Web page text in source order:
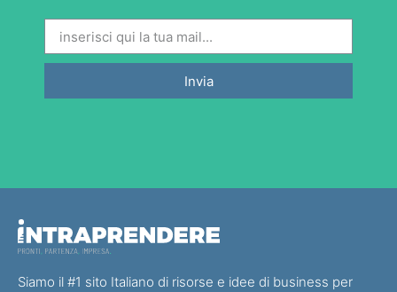
Invia
Siamo il #1 sito Italiano di risorse e idee di business per